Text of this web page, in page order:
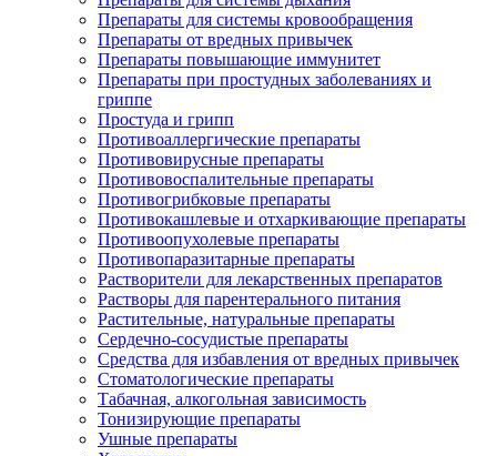
Препараты для системы кровообращения
Препараты от вредных привычек
Препараты повышающие иммунитет
Препараты при простудных заболеваниях и
гриппе
Простуда и грипп
Противоаллергические препараты
Противовирусные препараты
Противовоспалительные препараты
Противогрибковые препараты
Противокашлевые и отхаркивающие препараты
Противоопухолевые препараты
Противопаразитарные препараты
Растворители для лекарственных препаратов
Растворы для парентерального питания
Растительные, натуральные препараты
Сердечно-сосудистые препараты
Средства для избавления от вредных привычек
Стоматологические препараты
Табачная, алкогольная зависимость
Тонизирующие препараты
Ушные препараты